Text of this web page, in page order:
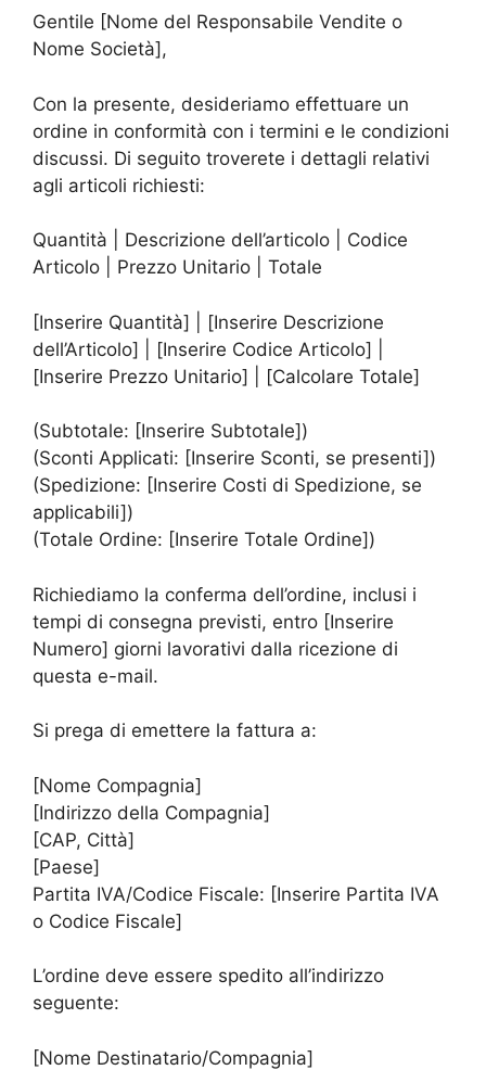
Gentile [Nome del Responsabile Vendite o
Nome Società],
Con la presente, desideriamo effettuare un
ordine in conformità con i termini e le condizioni
discussi. Di seguito troverete i dettagli relativi
agli articoli richiesti:
Quantità | Descrizione dell’articolo | Codice
Articolo | Prezzo Unitario | Totale
[Inserire Quantità] | [Inserire Descrizione
dell’Articolo] | [Inserire Codice Articolo] |
[Inserire Prezzo Unitario] | [Calcolare Totale]
(Subtotale: [Inserire Subtotale])
(Sconti Applicati: [Inserire Sconti, se presenti])
(Spedizione: [Inserire Costi di Spedizione, se
applicabili])
(Totale Ordine: [Inserire Totale Ordine])
Richiediamo la conferma dell’ordine, inclusi i
tempi di consegna previsti, entro [Inserire
Numero] giorni lavorativi dalla ricezione di
questa e-mail.
Si prega di emettere la fattura a:
[Nome Compagnia]
[Indirizzo della Compagnia]
[CAP, Città]
[Paese]
Partita IVA/Codice Fiscale: [Inserire Partita IVA
o Codice Fiscale]
L’ordine deve essere spedito all’indirizzo
seguente:
[Nome Destinatario/Compagnia]